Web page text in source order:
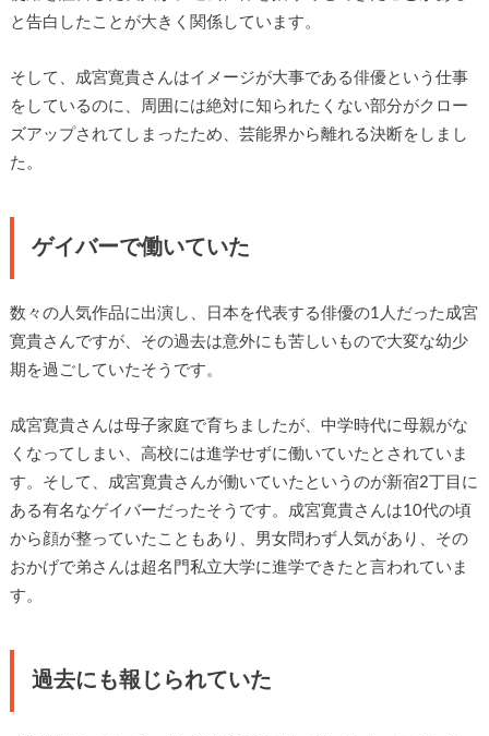
と告白したことが大きく関係しています。
そして、成宮寛貴さんはイメージが大事である俳優という仕事
をしているのに、周囲には絶対に知られたくない部分がクロー
ズアップされてしまったため、芸能界から離れる決断をしまし
た。
ゲイバーで働いていた
数々の人気作品に出演し、日本を代表する俳優の1人だった成宮
寛貴さんですが、その過去は意外にも苦しいもので大変な幼少
期を過ごしていたそうです。
成宮寛貴さんは母子家庭で育ちましたが、中学時代に母親がな
くなってしまい、高校には進学せずに働いていたとされていま
す。そして、成宮寛貴さんが働いていたというのが新宿2丁目に
ある有名なゲイバーだったそうです。成宮寛貴さんは10代の頃
から顔が整っていたこともあり、男女問わず人気があり、その
おかげで弟さんは超名門私立大学に進学できたと言われていま
す。
過去にも報じられていた